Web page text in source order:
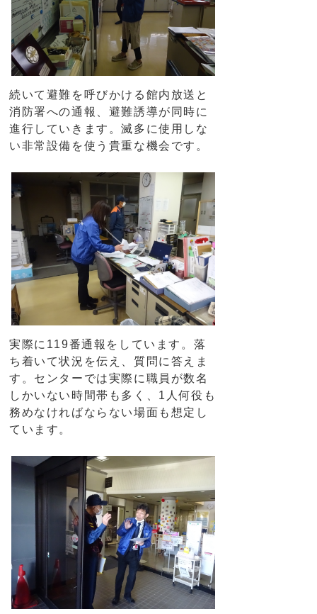
続いて避難を呼びかける館内放送と
消防署への通報、避難誘導が同時に
進行していきます。滅多に使用しな
い非常設備を使う貴重な機会です。
実際に119番通報をしています。落
ち着いて状況を伝え、質問に答えま
す。センターでは実際に職員が数名
しかいない時間帯も多く、1人何役も
務めなければならない場面も想定し
ています。